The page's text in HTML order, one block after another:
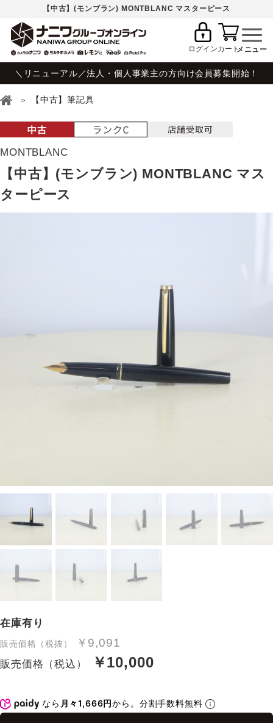
【中古】(モンブラン) MONTBLANC マスターピース
ログインカート
＼リニューアル／法人・個人事業主の方向け会員募集開始！
【中古】筆記具
MONTBLANC
【中古】(モンブラン) MONTBLANC マス
ターピース
在庫有り
販売価格（税抜） ￥9,091
販売価格（税込） ￥10,000
なら 月々1,666円から。分割手数料無料